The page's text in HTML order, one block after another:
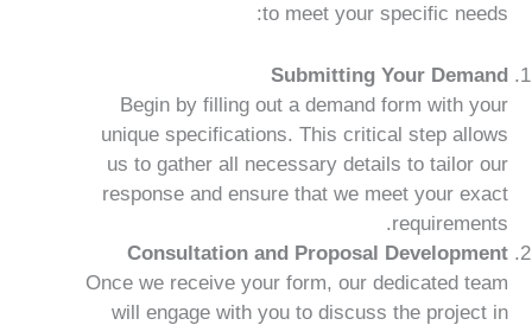
to meet your specific needs:
Submitting Your Demand
Begin by filling out a demand form with your
unique specifications. This critical step allows
us to gather all necessary details to tailor our
response and ensure that we meet your exact
requirements.
Consultation and Proposal Development
Once we receive your form, our dedicated team
will engage with you to discuss the project in